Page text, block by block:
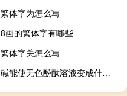
繁体字为怎么写
8画的繁体字有哪些
繁体字关怎么写
碱能使无色酚酞溶液变成什么色